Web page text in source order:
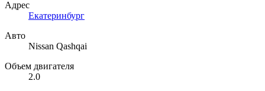
Адрес
Екатеринбург
Авто
Nissan Qashqai
Объем двигателя
2.0